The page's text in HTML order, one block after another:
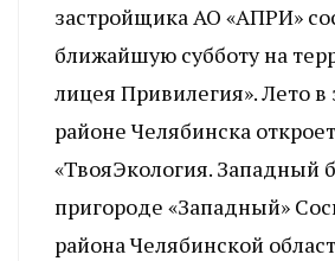
застройщика АО «АПРИ»
ближайшую субботу на
лицея Привилегия». Лето
районе Челябинска
«ТвояЭкология. Западный
пригороде «Западный»
района Челябинской